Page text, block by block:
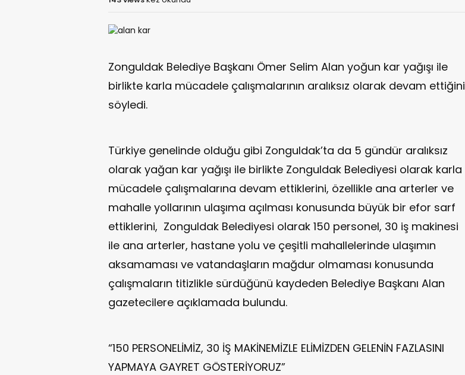
Zonguldak Belediye Başkanı Ömer Selim Alan yoğun kar yağışı ile
birlikte karla mücadele çalışmalarının aralıksız olarak devam ettiğini
söyledi.
Türkiye genelinde olduğu gibi Zonguldak’ta da 5 gündür aralıksız
olarak yağan kar yağışı ile birlikte Zonguldak Belediyesi olarak karla
mücadele çalışmalarına devam ettiklerini, özellikle ana arterler ve
mahalle yollarının ulaşıma açılması konusunda büyük bir efor sarf
ettiklerini, Zonguldak Belediyesi olarak 150 personel, 30 iş makinesi
ile ana arterler, hastane yolu ve çeşitli mahallelerinde ulaşımın
aksamaması ve vatandaşların mağdur olmaması konusunda
çalışmaların titizlikle sürdüğünü kaydeden Belediye Başkanı Alan
gazetecilere açıklamada bulundu.
“150 PERSONELİMİZ, 30 İŞ MAKİNEMİZLE ELİMİZDEN GELENİN FAZLASINI
YAPMAYA GAYRET GÖSTERİYORUZ”